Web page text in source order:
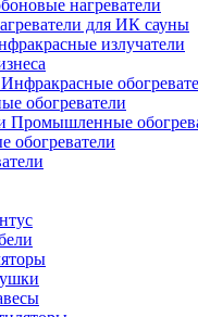
нагреватели
для ИК сауны
излучатели
Инфракрасные
обогреватели
Промышленные
обогреватели